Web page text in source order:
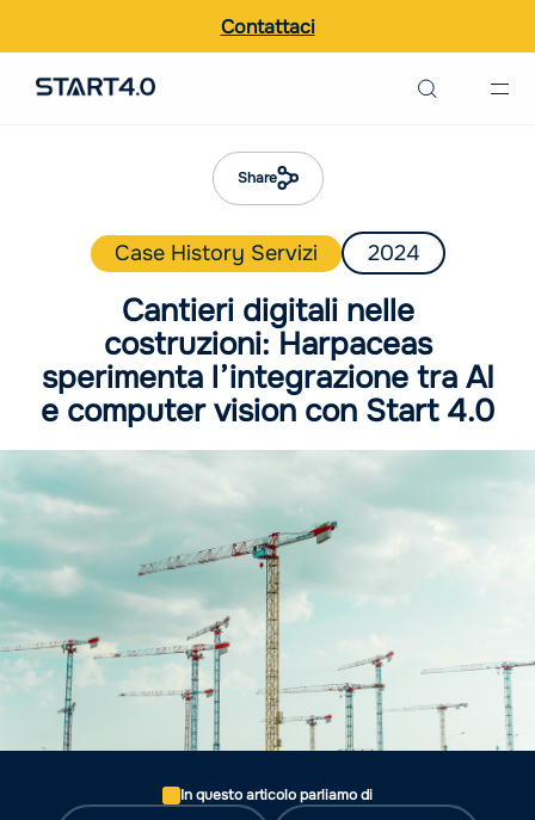
Contattaci
Italiano
English
Share
Case History Servizi 2024
Cantieri digitali nelle
costruzioni: Harpaceas
sperimenta l’integrazione tra AI
e computer vision con Start 4.0
In questo articolo parliamo di